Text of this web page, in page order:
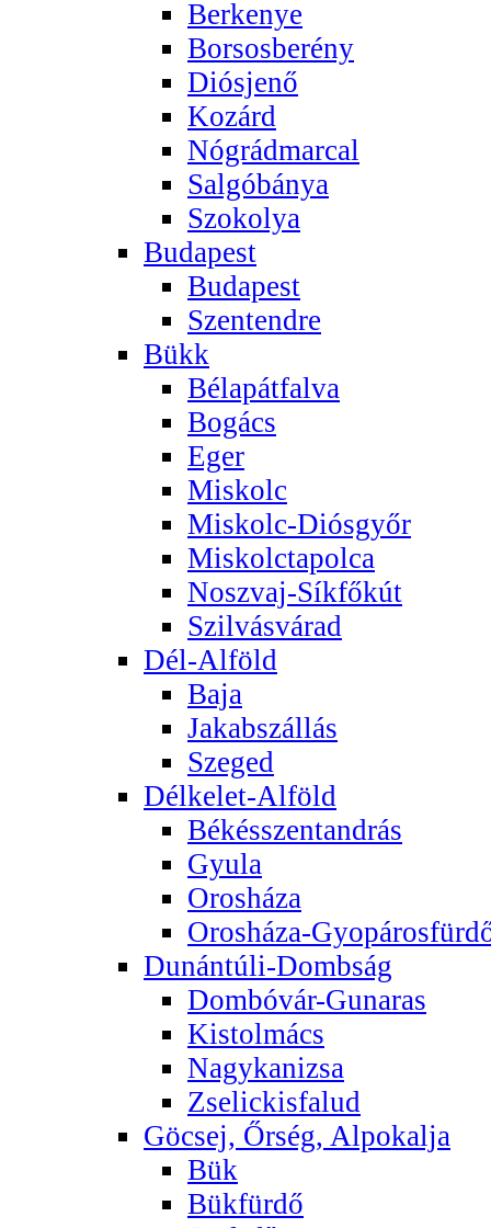
Berkenye
Borsosberény
Diósjenő
Kozárd
Nógrádmarcal
Salgóbánya
Szokolya
Budapest
Budapest
Szentendre
Bükk
Bélapátfalva
Bogács
Eger
Miskolc
Miskolc-Diósgyőr
Miskolctapolca
Noszvaj-Síkfőkút
Szilvásvárad
Dél-Alföld
Baja
Jakabszállás
Szeged
Délkelet-Alföld
Békésszentandrás
Gyula
Orosháza
Orosháza-
Dunántúli-Dombság
Dombóvár-Gunaras
Kistolmács
Nagykanizsa
Zselickisfalud
Göcsej, Őrség, Alpokalja
Bük
Bükfürdő